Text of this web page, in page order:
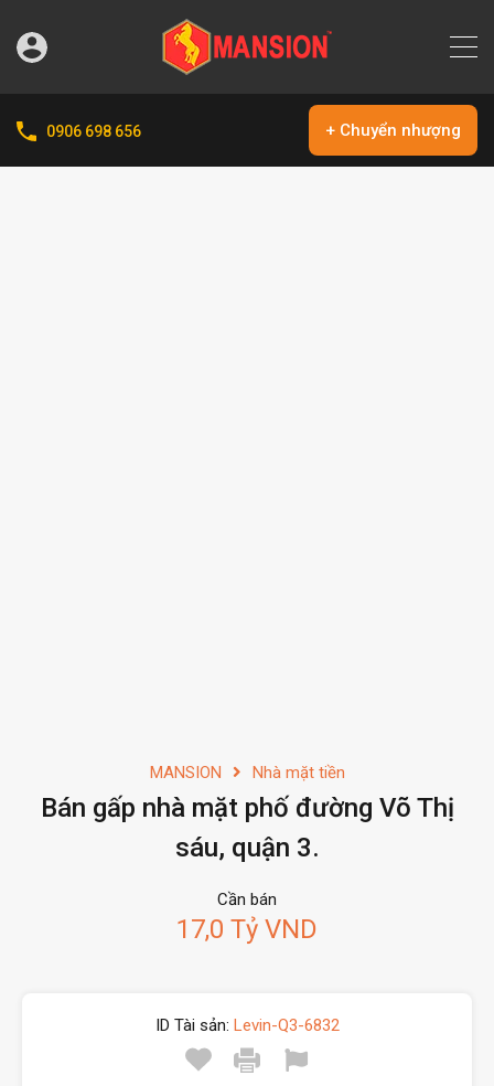
0906 698 656 + Chuyển nhượng
MANSION Nhà mặt tiền
Bán gấp nhà mặt phố đường Võ Thị
sáu, quận 3.
Cần bán
17,0 Tỷ VND
ID Tài sản: Levin-Q3-6832